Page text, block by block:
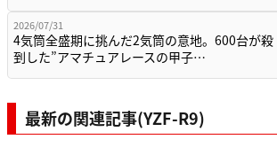
2026/07/31
4気筒全盛期に挑んだ2気筒の意地。600台が殺
到した”アマチュアレースの甲子…
最新の関連記事(YZF-R9)